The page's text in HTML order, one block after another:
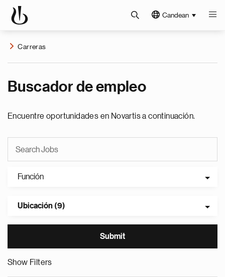
Candean
Carreras
Buscador de empleo
Encuentre oportunidades en Novartis a continuación.
Función
Ubicación (9)
Show Filters